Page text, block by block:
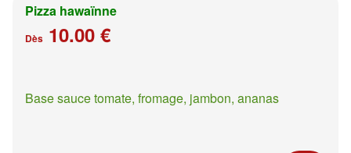
Pizza hawaïnne
Dès 10.00 €
Base sauce tomate, fromage, jambon, ananas